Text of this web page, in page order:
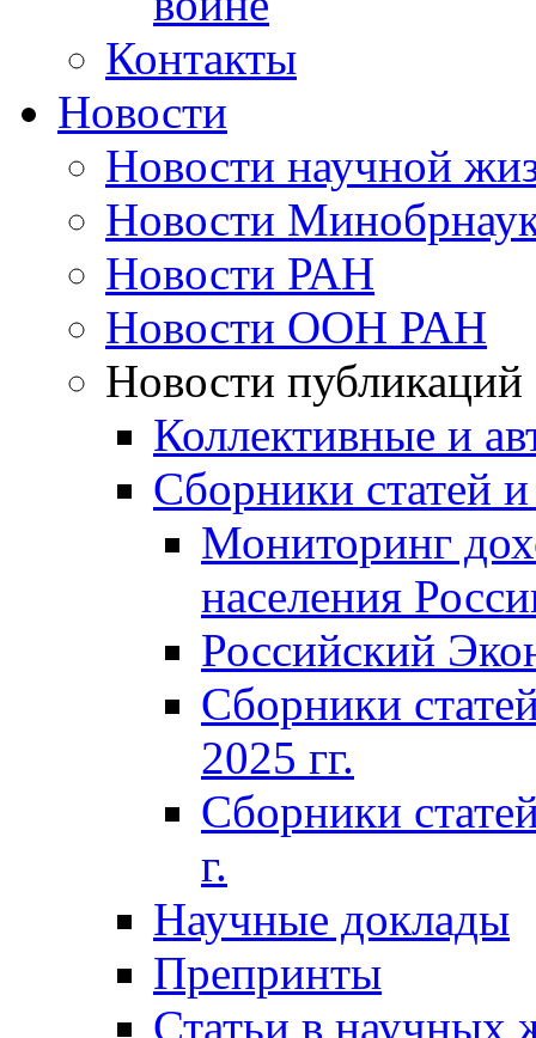
Контакты
Новости
Новости научной
Новости
Новости РАН
Новости ООН РАН
Новости публикаций
Коллективные и
Сборники статей
Мониторинг
населения
Российский
Сборники
2025 гг.
Сборники
г.
Научные доклады
Препринты
Статьи в научных